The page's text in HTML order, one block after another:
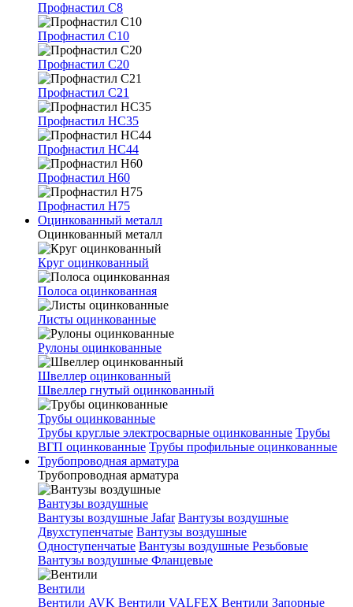
Профнастил С8
Профнастил С10
Профнастил С20
Профнастил С21
Профнастил НС35
Профнастил НС44
Профнастил Н60
Профнастил Н75
Оцинкованный металл
Оцинкованный металл
Круг оцинкованный
Полоса оцинкованная
Листы оцинкованные
Рулоны оцинкованные
Швеллер оцинкованный
Швеллер гнутый оцинкованный
Трубы оцинкованные
Трубы круглые электросварные оцинкованные Трубы
ВГП оцинкованные Трубы профильные оцинкованные
Трубопроводная арматура
Трубопроводная арматура
Вантузы воздушные
Вантузы воздушные Jafar Вантузы воздушные
Двухступенчатые Вантузы воздушные
Одноступенчатые Вантузы воздушные Резьбовые
Вантузы воздушные Фланцевые
Вентили
Вентили AVK Вентили VALFEX Вентили Запорные